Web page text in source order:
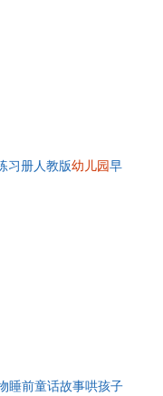
习册人教版幼儿园 早
睡前童话故事哄孩子